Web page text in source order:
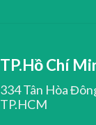
TP.Hồ Chí
334 Tân Hòa
TP.HCM